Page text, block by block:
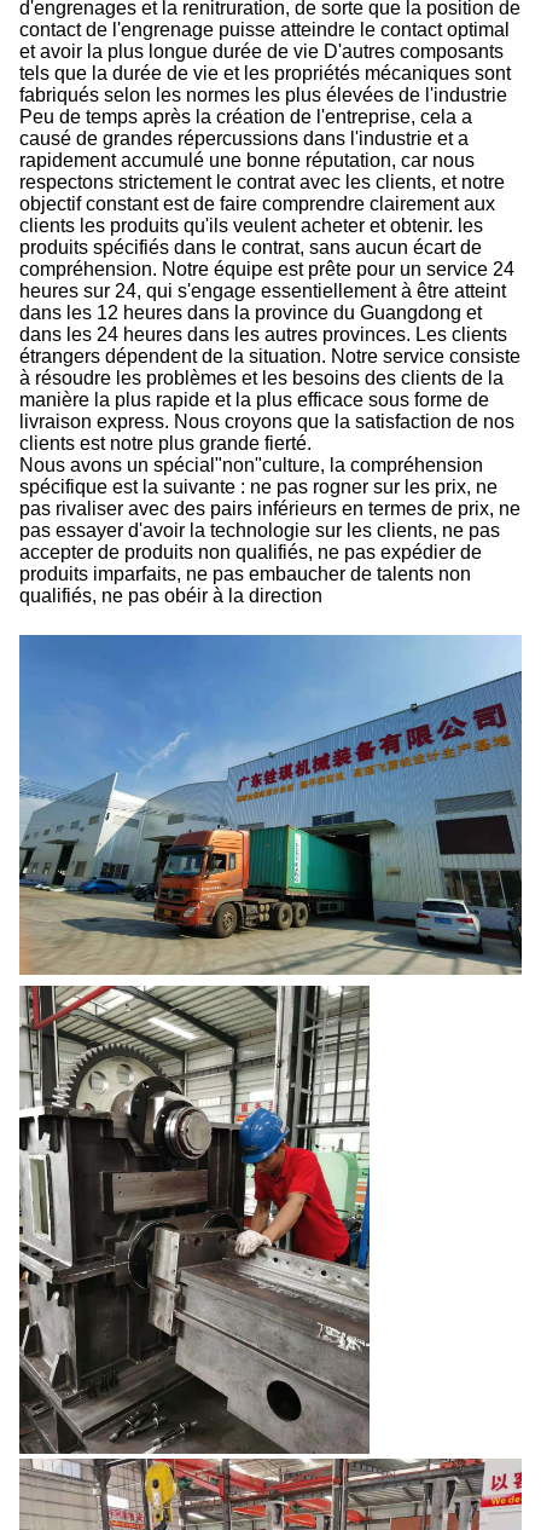
d'engrenages et la renitruration, de sorte que la position de
contact de l'engrenage puisse atteindre le contact optimal
et avoir la plus longue durée de vie D'autres composants
tels que la durée de vie et les propriétés mécaniques sont
fabriqués selon les normes les plus élevées de l'industrie
Peu de temps après la création de l'entreprise, cela a
causé de grandes répercussions dans l'industrie et a
rapidement accumulé une bonne réputation, car nous
respectons strictement le contrat avec les clients, et notre
objectif constant est de faire comprendre clairement aux
clients les produits qu'ils veulent acheter et obtenir. les
produits spécifiés dans le contrat, sans aucun écart de
compréhension. Notre équipe est prête pour un service 24
heures sur 24, qui s'engage essentiellement à être atteint
dans les 12 heures dans la province du Guangdong et
dans les 24 heures dans les autres provinces. Les clients
étrangers dépendent de la situation. Notre service consiste
à résoudre les problèmes et les besoins des clients de la
manière la plus rapide et la plus efficace sous forme de
livraison express. Nous croyons que la satisfaction de nos
clients est notre plus grande fierté.
Nous avons un spécial"non"culture, la compréhension
spécifique est la suivante : ne pas rogner sur les prix, ne
pas rivaliser avec des pairs inférieurs en termes de prix, ne
pas essayer d'avoir la technologie sur les clients, ne pas
accepter de produits non qualifiés, ne pas expédier de
produits imparfaits, ne pas embaucher de talents non
qualifiés, ne pas obéir à la direction